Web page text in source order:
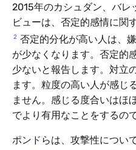
2015年のカシュダン、バレ
ビューは、否定的感情に関
2 否定的分化が高い人は、
が少なくなります。否定的
少ないと報告します。対立
ます。粒度の高い人が感じ
ません。感じる度合いはほ
でより有用なことをするので
ポンドらは、攻撃性につい